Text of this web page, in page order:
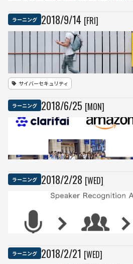
ラーニング 2018/9/14 [FRI]
サイバーセキュリティ
ラーニング 2018/6/25 [MON]
ラーニング 2018/2/28 [WED]
ラーニング 2018/2/21 [WED]